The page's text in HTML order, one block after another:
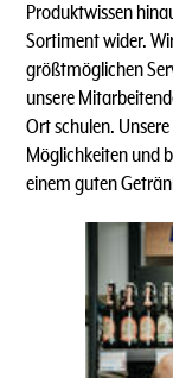
Produktwissen
Sortiment wider.
größtmöglichen
unsere
Ort schulen.
Möglichkeiten und
einem guten